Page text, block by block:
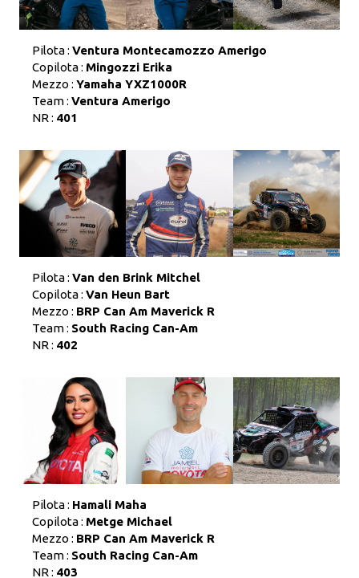
Pilota : Ventura Montecamozzo Amerigo
Copilota : Mingozzi Erika
Mezzo : Yamaha YXZ1000R
Team : Ventura Amerigo
NR : 401
Pilota : Van den Brink Mitchel
Copilota : Van Heun Bart
Mezzo : BRP Can Am Maverick R
Team : South Racing Can-Am
NR : 402
Pilota : Hamali Maha
Copilota : Metge Michael
Mezzo : BRP Can Am Maverick R
Team : South Racing Can-Am
NR : 403